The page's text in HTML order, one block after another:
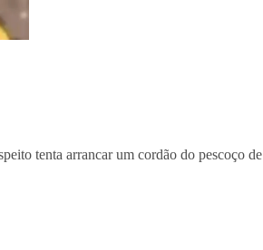
tenta arrancar um cordão do pescoço de